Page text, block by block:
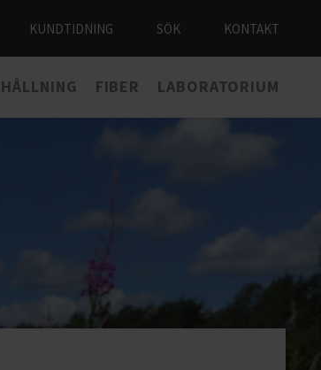
KUNDTIDNING SÖK KONTAKT
FIBER LABORATORIUM